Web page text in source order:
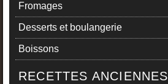
Fromages
Desserts et boulangerie
Boissons
RECETTES ANCIENNES